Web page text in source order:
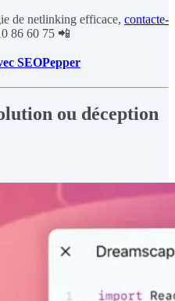
de netlinking efficace, contacte-
86 60 75 📲
SEOPepper
ou déception